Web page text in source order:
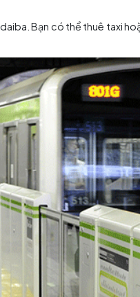
Anh Đào SAKURA
phổ biến nhất để
Tàu điện ngầm
trong khidu lịch
tuyến xe buýt phổ biến
Vịnh Odaiba. Bạn có
điểm.